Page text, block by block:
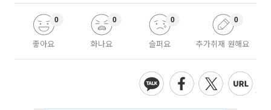
좋아요
0
화나요
0
슬퍼요
0
추가취재 원해요
0